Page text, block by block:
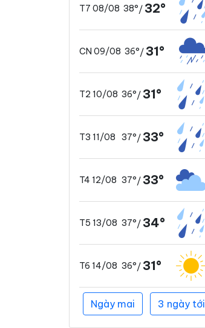
T7 08/08 38°/32°
CN 09/08 36°/31°
T2 10/08 36°/31°
T3 11/08 37°/33°
T4 12/08 37°/33°
T5 13/08 37°/34°
T6 14/08 36°/31°
Ngày mai 3 ngày tới